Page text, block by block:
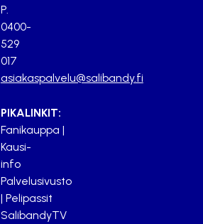
P.
0400-
529
017
asiakaspalvelu@salibandy.fi
PIKALINKIT:
Fanikauppa |
Kausi-
info
Palvelusivusto
| Pelipassit
SalibandyTV